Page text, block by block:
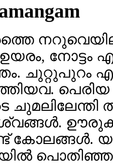
ഉയരം,
ചുറ്റുപുറം
കോലങ്ങൾ.